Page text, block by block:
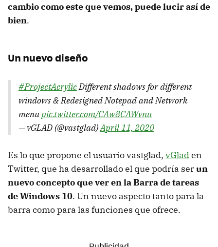
cambio como este que vemos, puede lucir así de
bien.
Un nuevo diseño
#ProjectAcrylicDifferent shadows for different
windows & Redesigned Notepad and Network
menupic.twitter.com/CAw8CAWvnu
— vGLAD (@vastglad)April 11, 2020
Es lo que propone el usuario vastglad, vGladen
Twitter, que ha desarrollado el que podría serun
nuevo concepto que ver en la Barra de tareas
de Windows 10. Un nuevo aspecto tanto para la
barra como para las funciones que ofrece.